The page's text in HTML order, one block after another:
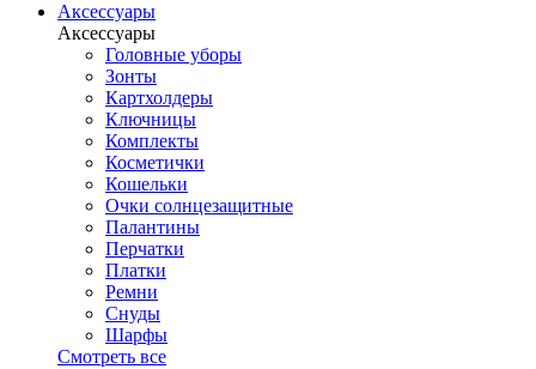
Аксессуары
Аксессуары
Головные уборы
Зонты
Картхолдеры
Ключницы
Комплекты
Косметички
Кошельки
Очки солнцезащитные
Палантины
Перчатки
Платки
Ремни
Снуды
Шарфы
Смотреть все